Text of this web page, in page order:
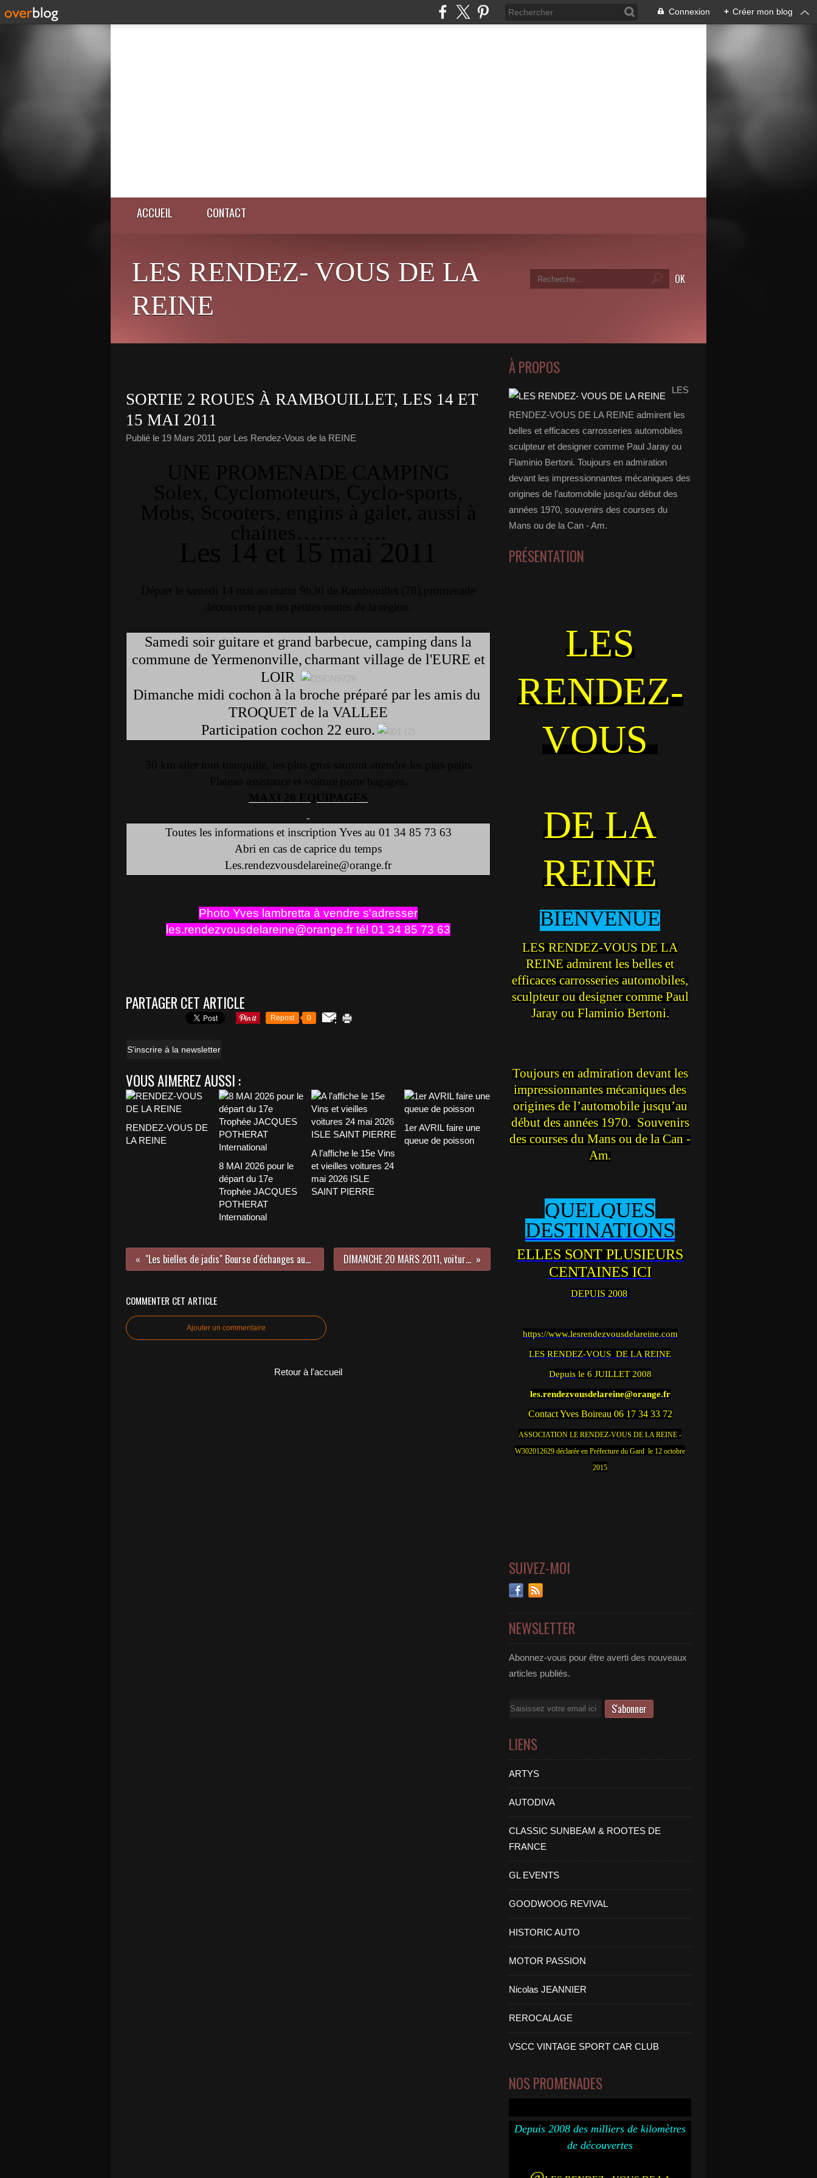
Connexion + Créer mon blog
ACCUEIL CONTACT
LES RENDEZ- VOUS DE LA
REINE
SORTIE 2 ROUES À RAMBOUILLET, LES 14 ET
15 MAI 2011
Publié le 19 Mars 2011 par Les Rendez-Vous de la REINE
Samedi soir guitare et grand barbecue, camping dans la
commune de Yermenonville, charmant village de l'EURE et
LOIR
Dimanche midi cochon à la broche préparé par les amis du
TROQUET de la VALLEE
Participation cochon 22 euro.
Toutes les informations et inscription Yves au 01 34 85 73 63
Abri en cas de caprice du temps
Les.rendezvousdelareine@orange.fr
Photo Yves lambretta à vendre s'adresser
les.rendezvousdelareine@orange.fr tél 01 34 85 73 63
PARTAGER CET ARTICLE
Repost 0
S'inscrire à la newsletter
VOUS AIMEREZ AUSSI :
RENDEZ-VOUS DE
LA REINE
8 MAI 2026 pour le
départ du 17e
Trophée JACQUES
POTHERAT
International
A l’affiche le 15e Vins
et vieilles voitures 24
mai 2026 ISLE
SAINT PIERRE
1er AVRIL faire une
queue de poisson
"Les bielles de jadis" Bourse d'échanges auto, moto, pièces détachées, samedi 2 avril 2011. DIMANCHE 20 MARS 2011, voitures et motos anciennes à Rambouillet
COMMENTER CET ARTICLE
Ajouter un commentaire
Retour à l'accueil
À PROPOS
LES
RENDEZ-VOUS DE LA REINE admirent les
belles et efficaces carrosseries automobiles
sculpteur et designer comme Paul Jaray ou
Flaminio Bertoni. Toujours en admiration
devant les impressionnantes mécaniques des
origines de l’automobile jusqu’au début des
années 1970, souvenirs des courses du
Mans ou de la Can - Am.
PRÉSENTATION
LES
RENDEZ-
VOUS
DE LA
REINE
BIENVENUE
LES RENDEZ-VOUS DE LA
REINE admirent les belles et
efficaces carrosseries automobiles,
sculpteur ou designer comme Paul
Jaray ou Flaminio Bertoni.
Toujours en admiration devant les
impressionnantes mécaniques des
origines de l’automobile jusqu’au
début des années 1970. Souvenirs
des courses du Mans ou de la Can -
Am.
QUELQUES
DESTINATIONS
ELLES SONT PLUSIEURS
CENTAINES ICI
DEPUIS 2008
https://www.lesrendezvousdelareine.com
LES RENDEZ-VOUS DE LA REINE
Depuis le 6 JUILLET 2008
les.rendezvousdelareine@orange.fr
Contact Yves Boireau 06 17 34 33 72
ASSOCIATION LE RENDEZ-VOUS DE LA REINE -
W302012629 déclarée en Préfecture du Gard le 12 octobre
2015
SUIVEZ-MOI
NEWSLETTER
Abonnez-vous pour être averti des nouveaux
articles publiés.
Email
LIENS
ARTYS
AUTODIVA
CLASSIC SUNBEAM & ROOTES DE
FRANCE
GL EVENTS
GOODWOOG REVIVAL
HISTORIC AUTO
MOTOR PASSION
Nicolas JEANNIER
REROCALAGE
VSCC VINTAGE SPORT CAR CLUB
NOS PROMENADES
Depuis 2008 des milliers de kilomètres
de découvertes